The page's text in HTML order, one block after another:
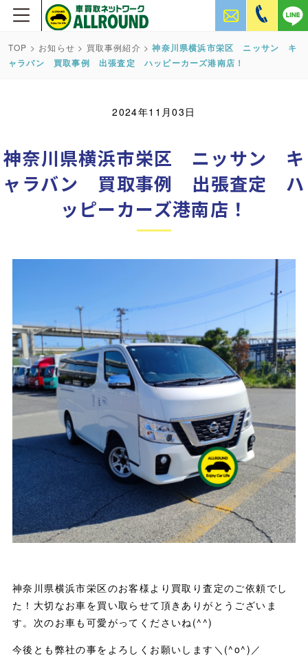
TOP > お知らせ > 買取事例紹介 >神奈川県横浜市栄区 ニッサン キ
ャラバン 買取事例 出張査定 ハッピーカーズ港南店！
2024年11月03日
神奈川県横浜市栄区 ニッサン キ
ャラバン 買取事例 出張査定 ハ
ッピーカーズ港南店！
神奈川県横浜市栄区のお客様より買取り査定のご依頼でし
た！大切なお車を買い取らせて頂きありがとうございま
す。次のお車も可愛がってくださいね(^^)
今後とも弊社の事をよろしくお願いします＼(^o^)／